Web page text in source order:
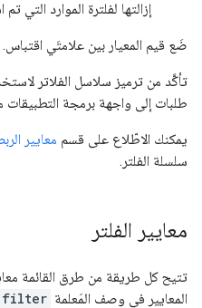
إزالتها لفلترة الموارد التي
ضَع قيم المعيار بين علامتَي اقتباس.
طلبات إلى واجهة برمجة التطبيقات
يمكنك الاطّلاع على قسم معايير
سلسلة الفلتر.
معايير الفلتر
تتيح كل طريقة من طرق القائمة
المعايير في وصف المَعلمة filter